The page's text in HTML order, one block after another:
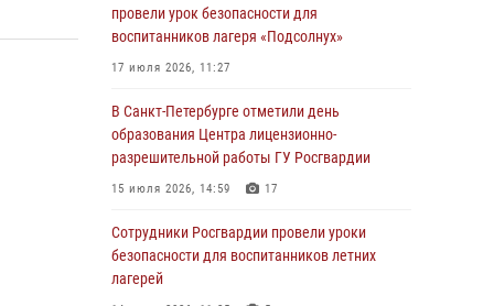
стрелявшего из пускового устройства рядом
с жилыми домами
06 августа 2026, 11:36
Сотрудники и военнослужащие Росгвардии
обеспечили правопорядок при проведении
матча "Зенит" - "Балтика"
06 августа 2026, 07:30 10
В Выборгском районе наряд Росгвардии
обнаружил разыскиваемый преступный
автотранспорт
провели урок безопасности для
воспитанников лагеря «Подсолнух»
17 июля 2026, 11:27
В Санкт-Петербурге отметили день
образования Центра лицензионно-
разрешительной работы ГУ Росгвардии
15 июля 2026, 14:59 17
Сотрудники Росгвардии провели уроки
безопасности для воспитанников летних
лагерей